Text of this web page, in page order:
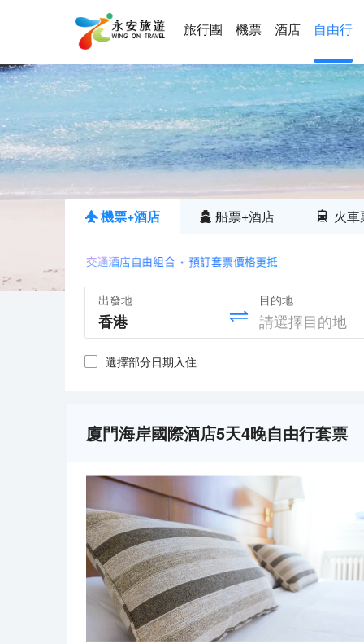
旅行團 機票 酒店 自由行
機票+酒店 船票+酒店 火車
出發地 目的地
選擇部分日期入住
廈門海岸國際酒店5天4晚自由行套票